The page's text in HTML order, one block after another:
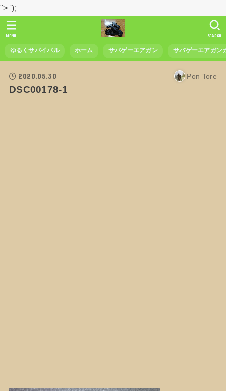
"> ');
ゆるくサバイバル ホーム サバゲーエアガン サバゲーエアガン
SEARCH
MENU
2020.05.30 Pon Tore
DSC00178-1